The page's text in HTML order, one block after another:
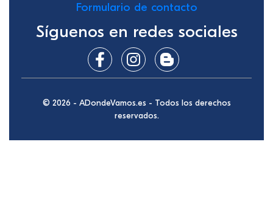
Formulario de contacto
Síguenos en redes sociales
© 2026 - ADondeVamos.es - Todos los derechos
reservados.